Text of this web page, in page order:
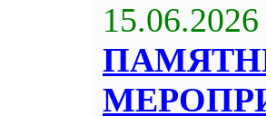
15.06.2026